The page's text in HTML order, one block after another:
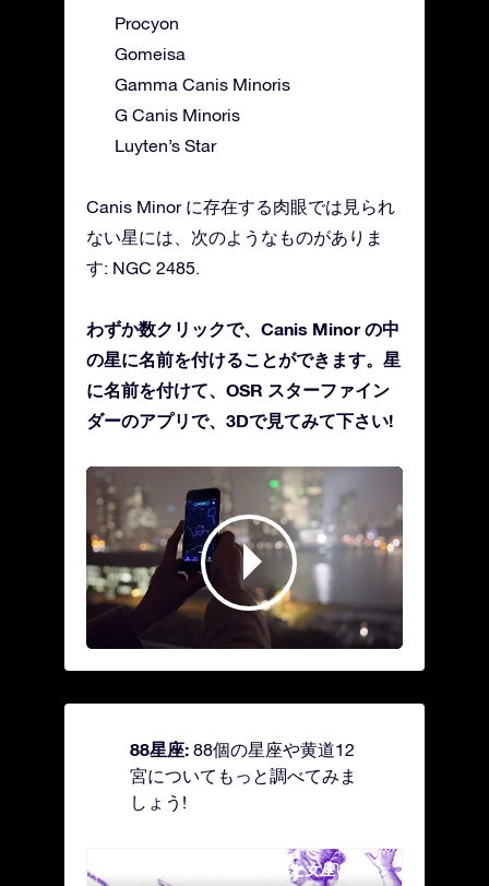
Procyon
Gomeisa
Gamma Canis Minoris
G Canis Minoris
Luyten’s Star
Canis Minor に存在する肉眼では見られ
ない星には、次のようなものがありま
す: NGC 2485.
わずか数クリックで、Canis Minor の中
の星に名前を付けることができます。星
に名前を付けて、OSR スターファイン
ダーのアプリで、3Dで見てみて下さい!
88星座: 88個の星座や黄道12
宮についてもっと調べてみま
しょう!
Andromeda - 鎖で縛られた女座